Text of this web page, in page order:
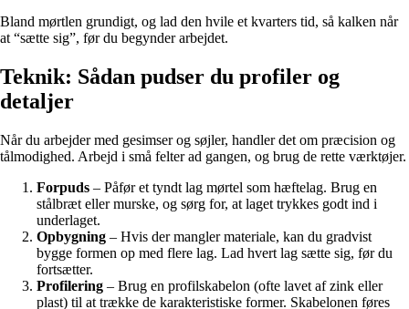
Bland mørtlen grundigt, og lad den hvile et kvarters tid, så kalken når
at “sætte sig”, før du begynder arbejdet.
Teknik: Sådan pudser du profiler og
detaljer
Når du arbejder med gesimser og søjler, handler det om præcision og
tålmodighed. Arbejd i små felter ad gangen, og brug de rette værktøjer.
Forpuds – Påfør et tyndt lag mørtel som hæftelag. Brug en
stålbræt eller murske, og sørg for, at laget trykkes godt ind i
underlaget.
Opbygning – Hvis der mangler materiale, kan du gradvist
bygge formen op med flere lag. Lad hvert lag sætte sig, før du
fortsætter.
Profilering – Brug en profilskabelon (ofte lavet af zink eller
plast) til at trække de karakteristiske former. Skabelonen føres